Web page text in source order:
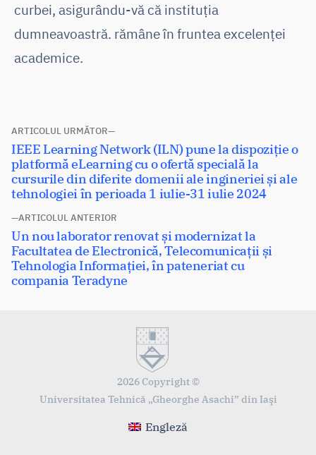
curbei, asigurându-vă că instituția
dumneavoastră. rămâne în fruntea excelenței
academice.
Navigare
în
articole
ARTICOLUL ANTERIOR
Articolul
anterior:
Un nou laborator renovat și modernizat la
Facultatea de Electronică, Telecomunicații și
Tehnologia Informației, în pateneriat cu
compania Teradyne
ARTICOLUL URMĂTOR
Articolul
următor:
IEEE Learning Network (ILN) pune la dispoziție o
platformă eLearning cu o ofertă specială la
cursurile din diferite domenii ale ingineriei și ale
tehnologiei în perioada 1 iulie-31 iulie 2024
2026 Copyright ©
Universitatea Tehnică „Gheorghe Asachi” din Iaşi
Engleză